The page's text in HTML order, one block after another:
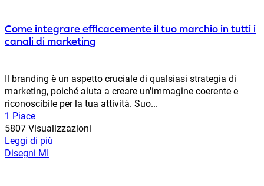
Come integrare efficacemente il tuo marchio in tutti i
canali di marketing
Il branding è un aspetto cruciale di qualsiasi strategia di
marketing, poiché aiuta a creare un'immagine coerente e
riconoscibile per la tua attività. Suo...
1 Piace
5807 Visualizzazioni
Leggi di più
Disegni MI